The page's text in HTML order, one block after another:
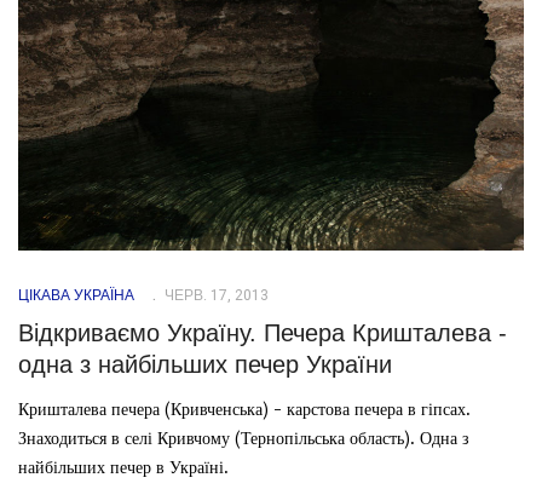
ЦІКАВА УКРАЇНА ЧЕРВ. 17, 2013
Відкриваємо Україну. Печера Кришталева -
одна з найбільших печер України
Кришталева печера (Кривченська) - карстова печера в гіпсах.
Знаходиться в селі Кривчому (Тернопільська область). Одна з
найбільших печер в Україні.